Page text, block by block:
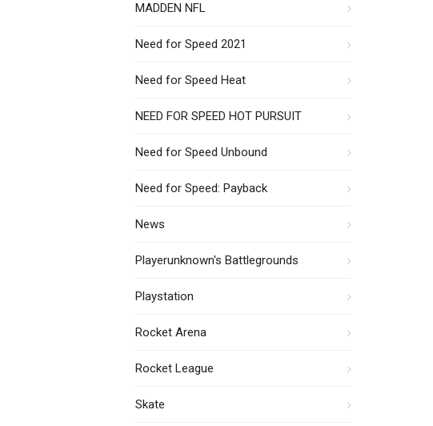
MADDEN NFL
Need for Speed 2021
Need for Speed Heat
NEED FOR SPEED HOT PURSUIT
Need for Speed Unbound
Need for Speed: Payback
News
Playerunknown's Battlegrounds
Playstation
Rocket Arena
Rocket League
Skate